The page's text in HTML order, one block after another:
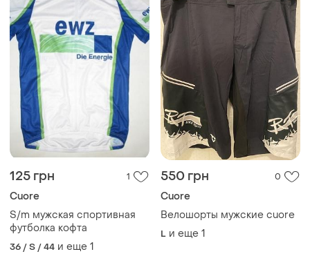
125 грн 1
Cuore
S/m мужская спортивная
футболка кофта
36 / S / 44 и еще 1
550 грн 0
Cuore
Велошорты мужские cuore
L и еще 1